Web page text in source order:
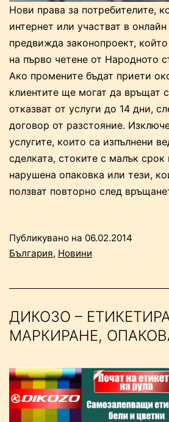
Нови права за потребителите,
интернет или участват в
предвижда законопроект,
на първо четене от Народното
Ако промените бъдат приети
клиентите ще могат да връщат
отказват от услуги до 14 дни,
договор от разстояние.
услугите, които са изпълнени
сделката, стоките с малък срок
нарушена опаковка или тези,
ползват повторно след
Публикувано на 06.02.2014
България, Новини
ДИКОЗО –
МАРКИРАНЕ,